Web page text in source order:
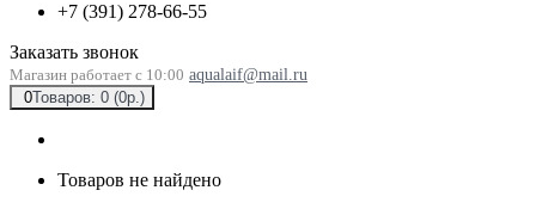
+7 (391) 278-66-55
Заказать звонок
Магазин работает с 10:00 aqualaif@mail.ru
0Товаров: 0 (0р.)
Товаров не найдено